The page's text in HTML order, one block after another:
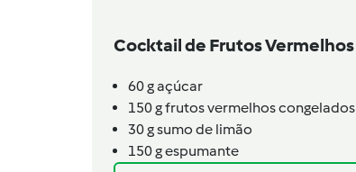
Cocktail de Frutos Vermelhos
60gaçúcar
150gfrutos vermelhos congelados
30gsumo de limão
150gespumante